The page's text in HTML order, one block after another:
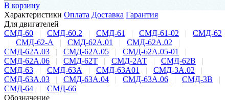
В корзину
Характеристики Оплата Доставка Гарантия
Для двигателей
СМД-60
| СМД-60.2 | СМД-61 | СМД-61-02 |
СМД-62
|
СМД-62-А | СМД-62А.01 | СМД-62А.02
|
СМД-62А.03
| СМД-62А.05 | СМД-62А.05-01
|
СМД-62А.06
| СМД-62Т | СМД-2АТ | СМД-62В
|
СМД-63
| СМД-63А | СМД-63А01 | СМД-3А.02
|
СМД-63А.03
| СМД-63А.04 | СМД-63А.06 | СМД-3В
|
СМД-64
|
СМД-66
Обозначение